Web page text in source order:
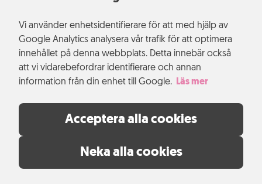
Vi använder enhetsidentifierare för att med hjälp av
Google Analytics analysera vår trafik för att optimera
innehållet på denna webbplats. Detta innebär också
att vi vidarebefordrar identifierare och annan
information från din enhet till Google.
Läs mer
Acceptera alla cookies
Neka alla cookies